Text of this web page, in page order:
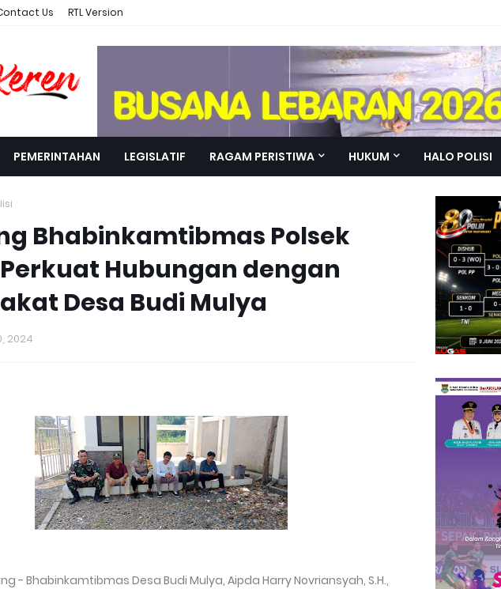
Us RTL Version
PEMERINTAHAN LEGISLATIF RAGAM PERISTIWA HUKUM HALO POLISI
Bhabinkamtibmas Polsek
Hubungan dengan
Desa Budi Mulya
2024
- Bhabinkamtibmas Desa Budi Mulya, Aipda Harry Novriansyah, S.H.,